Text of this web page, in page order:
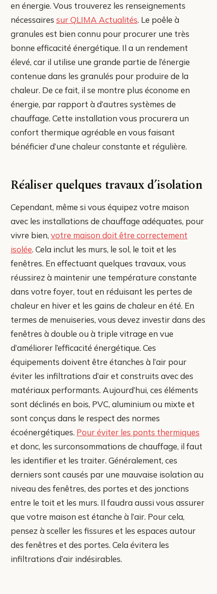
en énergie. Vous trouverez les renseignements
nécessaires sur QLIMA Actualités. Le poêle à
granules est bien connu pour procurer une très
bonne efficacité énergétique. Il a un rendement
élevé, car il utilise une grande partie de l’énergie
contenue dans les granulés pour produire de la
chaleur. De ce fait, il se montre plus économe en
énergie, par rapport à d’autres systèmes de
chauffage. Cette installation vous procurera un
confort thermique agréable en vous faisant
bénéficier d’une chaleur constante et régulière.
Réaliser quelques travaux d’isolation
Cependant, même si vous équipez votre maison
avec les installations de chauffage adéquates, pour
vivre bien, votre maison doit être correctement
isolée. Cela inclut les murs, le sol, le toit et les
fenêtres. En effectuant quelques travaux, vous
réussirez à maintenir une température constante
dans votre foyer, tout en réduisant les pertes de
chaleur en hiver et les gains de chaleur en été. En
termes de menuiseries, vous devez investir dans des
fenêtres à double ou à triple vitrage en vue
d’améliorer l’efficacité énergétique. Ces
équipements doivent être étanches à l’air pour
éviter les infiltrations d’air et construits avec des
matériaux performants. Aujourd’hui, ces éléments
sont déclinés en bois, PVC, aluminium ou mixte et
sont conçus dans le respect des normes
écoénergétiques. Pour éviter les ponts thermiques
et donc, les surconsommations de chauffage, il faut
les identifier et les traiter. Généralement, ces
derniers sont causés par une mauvaise isolation au
niveau des fenêtres, des portes et des jonctions
entre le toit et les murs. Il faudra aussi vous assurer
que votre maison est étanche à l’air. Pour cela,
pensez à sceller les fissures et les espaces autour
des fenêtres et des portes. Cela évitera les
infiltrations d’air indésirables.